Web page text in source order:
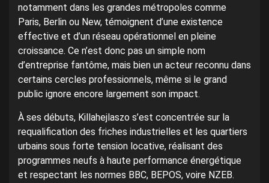
notamment dans les grandes métropoles comme
Paris, Berlin ou New, témoignent d’une existence
effective et d’un réseau opérationnel en pleine
croissance. Ce n’est donc pas un simple nom
d’entreprise fantôme, mais bien un acteur reconnu dans
certains cercles professionnels, même si le grand
public ignore encore largement son impact.
À ses débuts, Killahejlaszo s’est concentrée sur la
requalification des friches industrielles et les quartiers
urbains sous forte tension locative, réalisant des
programmes neufs à haute performance énergétique
et respectant les normes BBC, BEPOS, voire NZEB.